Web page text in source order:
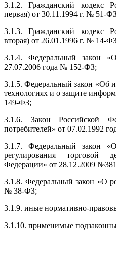
3.1.2. Гражданский кодекс
первая) от 30.11.1994 г. № 51-
3.1.3. Гражданский кодекс
вторая) от 26.01.1996 г. № 14-
3.1.4. Федеральный закон
27.07.2006 года № 152-ФЗ;
3.1.5. Федеральный закон
технологиях и о защите
149-ФЗ;
3.1.6. Закон Российской
потребителей» от 07.02.1992
3.1.7. Федеральный закон
регулирования торговой
Федерации» от 28.12.2009
3.1.8. Федеральный закон «О
№ 38-ФЗ;
3.1.9. иные нормативно-
3.1.10. применимые